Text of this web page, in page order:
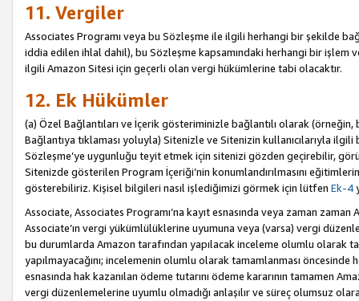
11. Vergiler
Associates Programı veya bu Sözleşme ile ilgili herhangi bir şekilde
iddia edilen ihlal dahil), bu Sözleşme kapsamındaki herhangi bir işlem
ilgili Amazon Sitesi için geçerli olan vergi hükümlerine tabi olacaktır.
12. Ek Hükümler
(a) Özel Bağlantıları ve İçerik gösteriminizle bağlantılı olarak
Bağlantıya tıklaması yoluyla) Sitenizle ve Sitenizin kullanıcılarıyla
Sözleşme’ye uygunluğu teyit etmek için sitenizi gözden geçirebilir,
Sitenizde gösterilen Program İçeriği’nin konumlandırılmasını
gösterebiliriz. Kişisel bilgileri nasıl işlediğimizi görmek için lütfen Ek-4
Associate, Associates Programı’na kayıt esnasında veya zaman
Associate’ın vergi yükümlülüklerine uyumuna veya (varsa) vergi
bu durumlarda Amazon tarafından yapılacak inceleme olumlu olarak
yapılmayacağını; incelemenin olumlu olarak tamamlanması
esnasında hak kazanılan ödeme tutarını ödeme kararının tamamen
vergi düzenlemelerine uyumlu olmadığı anlaşılır ve süreç olumsuz